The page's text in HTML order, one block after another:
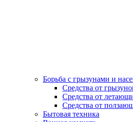
Борьба с грызунами и
Средства от
Средства от
Средства от
Бытовая техника